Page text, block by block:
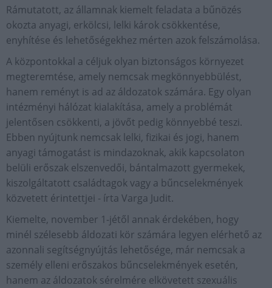
Rámutatott, az államnak kiemelt feladata a bűnözés
okozta anyagi, erkölcsi, lelki károk csökkentése,
enyhítése és lehetőségekhez mérten azok felszámolása.
A központokkal a céljuk olyan biztonságos környezet
megteremtése, amely nemcsak megkönnyebbülést,
hanem reményt is ad az áldozatok számára. Egy olyan
intézményi hálózat kialakítása, amely a problémát
jelentősen csökkenti, a jövőt pedig könnyebbé teszi.
Ebben nyújtunk nemcsak lelki, fizikai és jogi, hanem
anyagi támogatást is mindazoknak, akik kapcsolaton
belüli erőszak elszenvedői, bántalmazott gyermekek,
kiszolgáltatott családtagok vagy a bűncselekmények
közvetett érintettjei - írta Varga Judit.
Kiemelte, november 1-jétől annak érdekében, hogy
minél szélesebb áldozati kör számára legyen elérhető az
azonnali segítségnyújtás lehetősége, már nemcsak a
személy elleni erőszakos bűncselekmények esetén,
hanem az áldozatok sérelmére elkövetett szexuális